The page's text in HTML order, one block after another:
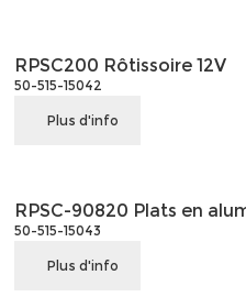
RPSC200 Rôtissoire 12V
50-515-15042
Plus d'info
RPSC-90820 Plats en
50-515-15043
Plus d'info